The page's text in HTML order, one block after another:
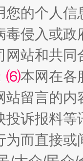
您的个人
毒侵入或
网站和共
⑹本网在各
站留言的内
投诉报料
为而直接